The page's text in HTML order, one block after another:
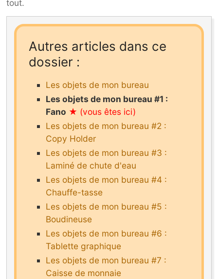
tout.
Autres articles dans ce
dossier :
Les objets de mon bureau
Les objets de mon bureau #1 :
Fano
Les objets de mon bureau #2 :
Copy Holder
Les objets de mon bureau #3 :
Laminé de chute d'eau
Les objets de mon bureau #4 :
Chauffe-tasse
Les objets de mon bureau #5 :
Boudineuse
Les objets de mon bureau #6 :
Tablette graphique
Les objets de mon bureau #7 :
Caisse de monnaie